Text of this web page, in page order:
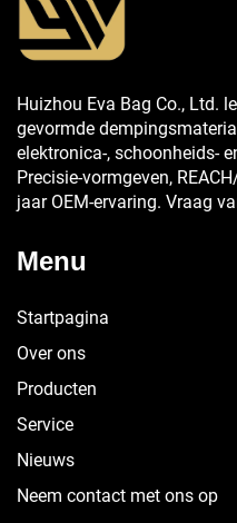
Huizhou Eva Bag Co., Ltd.
gevormde
elektronica-, schoonheids-
Precisie-vormgeven,
jaar OEM-ervaring. Vraag
Menu
Startpagina
Over ons
Producten
Service
Nieuws
Neem contact met ons op